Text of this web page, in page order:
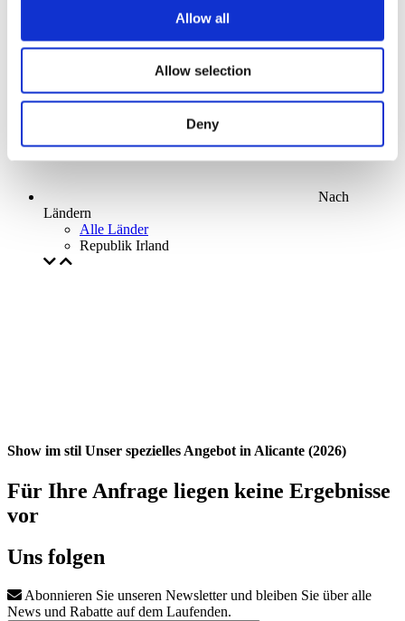
Allow all
Allow selection
Deny
Ohne Subgenre
Anwenden
Nach
Ländern
Alle Länder
Republik Irland
Show im stil Unser spezielles Angebot in Alicante (2026)
Für Ihre Anfrage liegen keine Ergebnisse
vor
Uns folgen
Abonnieren Sie unseren Newsletter und bleiben Sie über alle
News und Rabatte auf dem Laufenden.